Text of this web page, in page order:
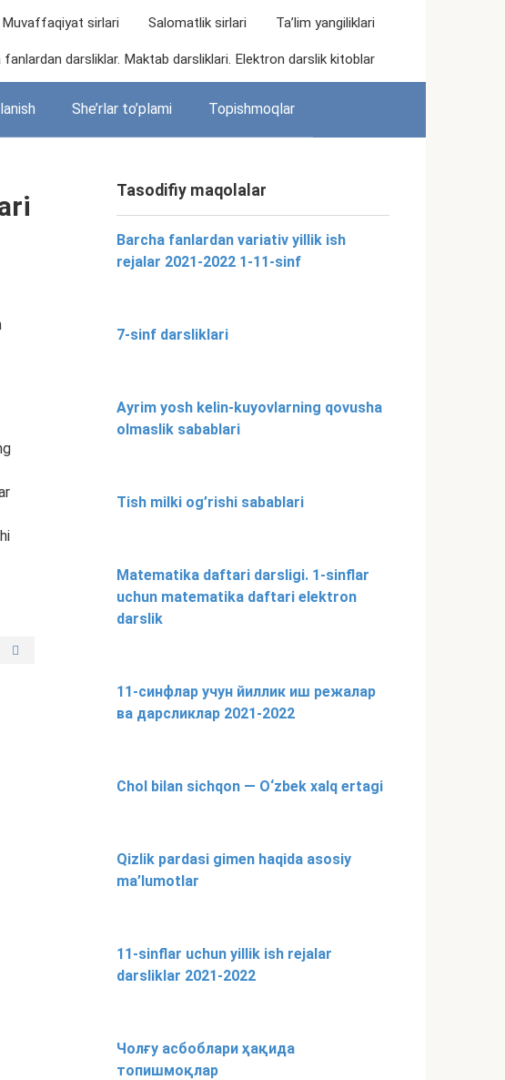
Muvaffaqiyat sirlari Salomatlik sirlari Ta’lim yangiliklari
fanlardan darsliklar. Maktab darsliklari. Elektron darslik kitoblar
She’rlar to’plami Topishmoqlar
Tasodifiy maqolalar
Barcha fanlardan variativ yillik ish
rejalar 2021-2022 1-11-sinf
7-sinf darsliklari
Ayrim yosh kelin-kuyovlarning qovusha
olmaslik sabablari
Tish milki og’rishi sabablari
Matematika daftari darsligi. 1-sinflar
uchun matematika daftari elektron
darslik
11-синфлар учун йиллик иш режалар
ва дарсликлар 2021-2022
Chol bilan sichqon — O‘zbek xalq ertagi
Qizlik pardasi gimen haqida asosiy
ma’lumotlar
11-sinflar uchun yillik ish rejalar
darsliklar 2021-2022
Чолғу асбоблари ҳақида
топишмоқлар